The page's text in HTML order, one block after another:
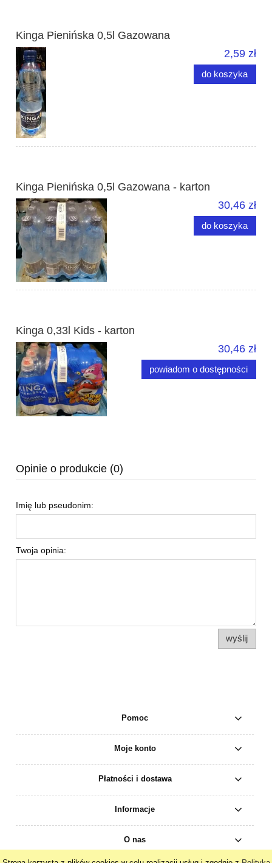
Kinga Pienińska 0,5l Gazowana
2,59 zł
do koszyka
Kinga Pienińska 0,5l Gazowana - karton
30,46 zł
do koszyka
Kinga 0,33l Kids - karton
30,46 zł
powiadom o dostępności
Opinie o produkcie (0)
Imię lub pseudonim:
Twoja opinia:
wyślij
Pomoc
Moje konto
Płatności i dostawa
Informacje
O nas